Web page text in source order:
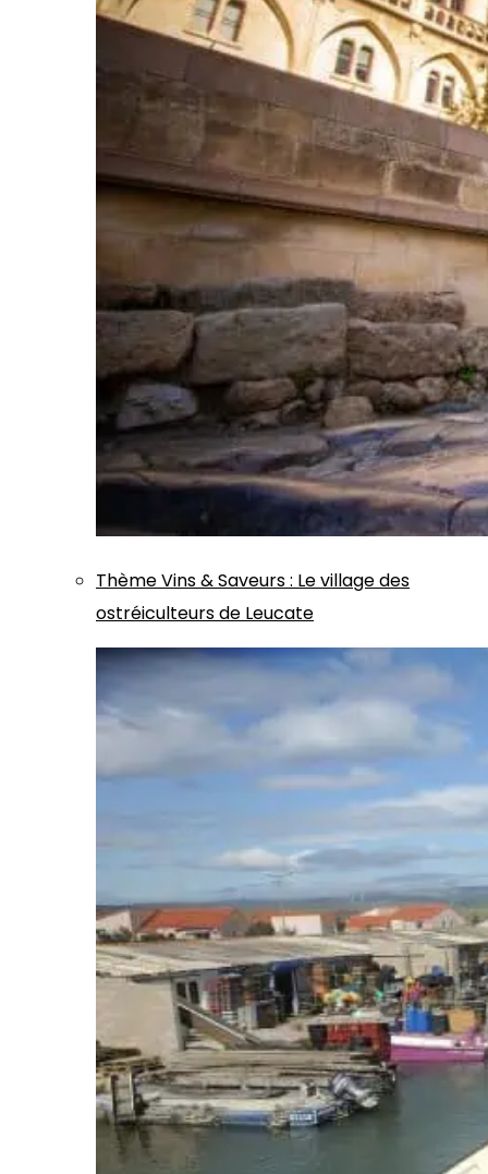
ThèmeVins & Saveurs: Le village des
ostréiculteurs de Leucate